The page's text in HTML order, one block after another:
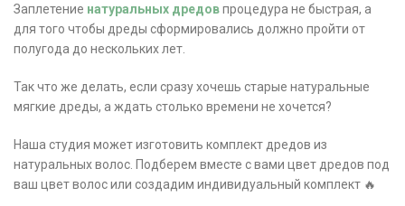
Заплетение натуральных дредовпроцедура не быстрая, а
для того чтобы дреды сформировались должно пройти от
полугода до нескольких лет.
Так что же делать, если сразу хочешь старые натуральные
мягкие дреды, а ждать столько времени не хочется?
Наша студия может изготовить комплект дредов из
натуральных волос. Подберем вместе с вами цвет дредов под
ваш цвет волос или создадим индивидуальный комплект 🔥